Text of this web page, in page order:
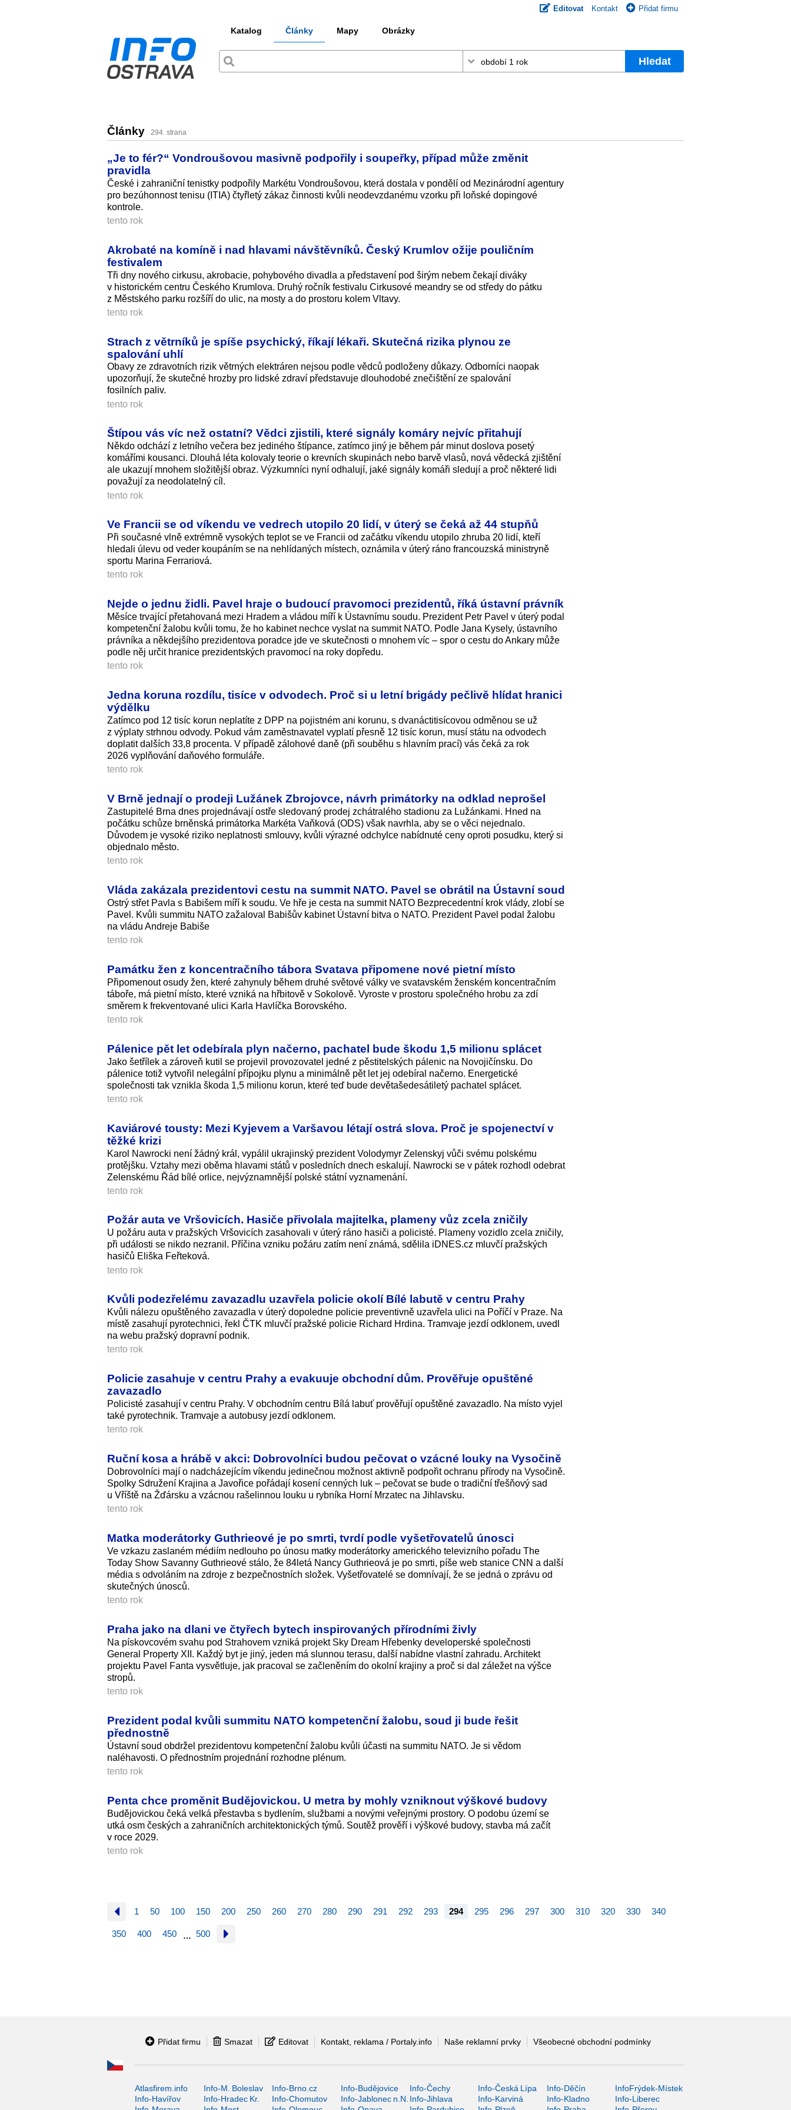
Editovat Kontakt Přidat firmu
Katalog Články Mapy Obrázky
Hledat
Články 294. strana
„Je to fér?“ Vondroušovou masivně podpořily i soupeřky, případ může změnit
pravidla
České i zahraniční tenistky podpořily Markétu Vondroušovou, která dostala v pondělí od Mezinárodní agentury
pro bezúhonnost tenisu (ITIA) čtyřletý zákaz činnosti kvůli neodevzdanému vzorku při loňské dopingové
kontrole.
tento rok
Akrobaté na komíně i nad hlavami návštěvníků. Český Krumlov ožije pouličním
festivalem
Tři dny nového cirkusu, akrobacie, pohybového divadla a představení pod širým nebem čekají diváky
v historickém centru Českého Krumlova. Druhý ročník festivalu Cirkusové meandry se od středy do pátku
z Městského parku rozšíří do ulic, na mosty a do prostoru kolem Vltavy.
tento rok
Strach z větrníků je spíše psychický, říkají lékaři. Skutečná rizika plynou ze
spalování uhlí
Obavy ze zdravotních rizik větrných elektráren nejsou podle vědců podloženy důkazy. Odborníci naopak
upozorňují, že skutečné hrozby pro lidské zdraví představuje dlouhodobé znečištění ze spalování
fosilních paliv.
tento rok
Štípou vás víc než ostatní? Vědci zjistili, které signály komáry nejvíc přitahují
Někdo odchází z letního večera bez jediného štípance, zatímco jiný je během pár minut doslova posetý
komářími kousanci. Dlouhá léta kolovaly teorie o krevních skupinách nebo barvě vlasů, nová vědecká zjištění
ale ukazují mnohem složitější obraz. Výzkumníci nyní odhalují, jaké signály komáři sledují a proč některé lidi
považují za neodolatelný cíl.
tento rok
Ve Francii se od víkendu ve vedrech utopilo 20 lidí, v úterý se čeká až 44 stupňů
Při současné vlně extrémně vysokých teplot se ve Francii od začátku víkendu utopilo zhruba 20 lidí, kteří
hledali úlevu od veder koupáním se na nehlídaných místech, oznámila v úterý ráno francouzská ministryně
sportu Marina Ferrariová.
tento rok
Nejde o jednu židli. Pavel hraje o budoucí pravomoci prezidentů, říká ústavní právník
Měsíce trvající přetahovaná mezi Hradem a vládou míří k Ústavnímu soudu. Prezident Petr Pavel v úterý podal
kompetenční žalobu kvůli tomu, že ho kabinet nechce vyslat na summit NATO. Podle Jana Kysely, ústavního
právníka a někdejšího prezidentova poradce jde ve skutečnosti o mnohem víc – spor o cestu do Ankary může
podle něj určit hranice prezidentských pravomocí na roky dopředu.
tento rok
Jedna koruna rozdílu, tisíce v odvodech. Proč si u letní brigády pečlivě hlídat hranici
výdělku
Zatímco pod 12 tisíc korun neplatíte z DPP na pojistném ani korunu, s dvanáctitisícovou odměnou se už
z výplaty strhnou odvody. Pokud vám zaměstnavatel vyplatí přesně 12 tisíc korun, musí státu na odvodech
doplatit dalších 33,8 procenta. V případě zálohové daně (při souběhu s hlavním prací) vás čeká za rok
2026 vyplňování daňového formuláře.
tento rok
V Brně jednají o prodeji Lužánek Zbrojovce, návrh primátorky na odklad neprošel
Zastupitelé Brna dnes projednávají ostře sledovaný prodej zchátralého stadionu za Lužánkami. Hned na
počátku schůze brněnská primátorka Markéta Vaňková (ODS) však navrhla, aby se o věci nejednalo.
Důvodem je vysoké riziko neplatnosti smlouvy, kvůli výrazné odchylce nabídnuté ceny oproti posudku, který si
objednalo město.
tento rok
Vláda zakázala prezidentovi cestu na summit NATO. Pavel se obrátil na Ústavní soud
Ostrý střet Pavla s Babišem míří k soudu. Ve hře je cesta na summit NATO Bezprecedentní krok vlády, zlobí se
Pavel. Kvůli summitu NATO zažaloval Babišův kabinet Ústavní bitva o NATO. Prezident Pavel podal žalobu
na vládu Andreje Babiše
tento rok
Památku žen z koncentračního tábora Svatava připomene nové pietní místo
Připomenout osudy žen, které zahynuly během druhé světové války ve svatavském ženském koncentračním
táboře, má pietní místo, které vzniká na hřbitově v Sokolově. Vyroste v prostoru společného hrobu za zdí
směrem k frekventované ulici Karla Havlíčka Borovského.
tento rok
Pálenice pět let odebírala plyn načerno, pachatel bude škodu 1,5 milionu splácet
Jako šetřílek a zároveň kutil se projevil provozovatel jedné z pěstitelských pálenic na Novojičínsku. Do
pálenice totiž vytvořil nelegální přípojku plynu a minimálně pět let jej odebíral načerno. Energetické
společnosti tak vznikla škoda 1,5 milionu korun, které teď bude devětašedesátiletý pachatel splácet.
tento rok
Kaviárové tousty: Mezi Kyjevem a Varšavou létají ostrá slova. Proč je spojenectví v
těžké krizi
Karol Nawrocki není žádný král, vypálil ukrajinský prezident Volodymyr Zelenskyj vůči svému polskému
protějšku. Vztahy mezi oběma hlavami států v posledních dnech eskalují. Nawrocki se v pátek rozhodl odebrat
Zelenskému Řád bílé orlice, nejvýznamnější polské státní vyznamenání.
tento rok
Požár auta ve Vršovicích. Hasiče přivolala majitelka, plameny vůz zcela zničily
U požáru auta v pražských Vršovicích zasahovali v úterý ráno hasiči a policisté. Plameny vozidlo zcela zničily,
při události se nikdo nezranil. Příčina vzniku požáru zatím není známá, sdělila iDNES.cz mluvčí pražských
hasičů Eliška Feřteková.
tento rok
Kvůli podezřelému zavazadlu uzavřela policie okolí Bílé labutě v centru Prahy
Kvůli nálezu opuštěného zavazadla v úterý dopoledne policie preventivně uzavřela ulici na Poříčí v Praze. Na
místě zasahují pyrotechnici, řekl ČTK mluvčí pražské policie Richard Hrdina. Tramvaje jezdí odklonem, uvedl
na webu pražský dopravní podnik.
tento rok
Policie zasahuje v centru Prahy a evakuuje obchodní dům. Prověřuje opuštěné
zavazadlo
Policisté zasahují v centru Prahy. V obchodním centru Bílá labuť prověřují opuštěné zavazadlo. Na místo vyjel
také pyrotechnik. Tramvaje a autobusy jezdí odklonem.
tento rok
Ruční kosa a hrábě v akci: Dobrovolníci budou pečovat o vzácné louky na Vysočině
Dobrovolníci mají o nadcházejícím víkendu jedinečnou možnost aktivně podpořit ochranu přírody na Vysočině.
Spolky Sdružení Krajina a Javořice pořádají kosení cenných luk – pečovat se bude o tradiční třešňový sad
u Vříště na Žďársku a vzácnou rašelinnou louku u rybníka Horní Mrzatec na Jihlavsku.
tento rok
Matka moderátorky Guthrieové je po smrti, tvrdí podle vyšetřovatelů únosci
Ve vzkazu zaslaném médiím nedlouho po únosu matky moderátorky amerického televizního pořadu The
Today Show Savanny Guthrieové stálo, že 84letá Nancy Guthrieová je po smrti, píše web stanice CNN a další
média s odvoláním na zdroje z bezpečnostních složek. Vyšetřovatelé se domnívají, že se jedná o zprávu od
skutečných únosců.
tento rok
Praha jako na dlani ve čtyřech bytech inspirovaných přírodními živly
Na pískovcovém svahu pod Strahovem vzniká projekt Sky Dream Hřebenky developerské společnosti
General Property XII. Každý byt je jiný, jeden má slunnou terasu, další nabídne vlastní zahradu. Architekt
projektu Pavel Fanta vysvětluje, jak pracoval se začleněním do okolní krajiny a proč si dal záležet na výšce
stropů.
tento rok
Prezident podal kvůli summitu NATO kompetenční žalobu, soud ji bude řešit
přednostně
Ústavní soud obdržel prezidentovu kompetenční žalobu kvůli účasti na summitu NATO. Je si vědom
naléhavosti. O přednostním projednání rozhodne plénum.
tento rok
Penta chce proměnit Budějovickou. U metra by mohly vzniknout výškové budovy
Budějovickou čeká velká přestavba s bydlením, službami a novými veřejnými prostory. O podobu území se
utká osm českých a zahraničních architektonických týmů. Soutěž prověří i výškové budovy, stavba má začít
v roce 2029.
tento rok
1 50 100 150 200 250 260 270 280 290 291 292 293 294 295 296 297 300 310 320 330 340
350 400 450 … 500
Přidat firmu Smazat Editovat Kontakt, reklama / Portaly.info Naše reklamní prvky Všeobecné obchodní podmínky
Atlasfirem.info Info-M. Boleslav Info-Brno.cz Info-Budějovice Info-Čechy Info-Česká Lípa Info-Děčín
InfoFrýdek-Místek
Info-Havířov
Info-Hradec Kr. Info-Chomutov Info-Jablonec n.N. Info-Jihlava Info-Karviná Info-Kladno
Info-Liberec